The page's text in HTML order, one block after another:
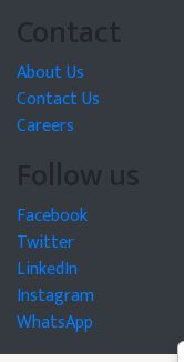
Contact
About Us
Contact Us
Careers
Follow us
Facebook
Twitter
LinkedIn
Instagram
WhatsApp